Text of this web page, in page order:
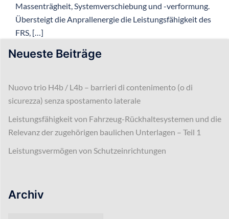
Massenträgheit, Systemverschiebung und -verformung.
Übersteigt die Anprallenergie die Leistungsfähigkeit des
FRS, […]
Neueste Beiträge
Nuovo trio H4b / L4b – barrieri di contenimento (o di
sicurezza) senza spostamento laterale
Leistungsfähigkeit von Fahrzeug-Rückhaltesystemen und die
Relevanz der zugehörigen baulichen Unterlagen – Teil 1
Leistungsvermögen von Schutzeinrichtungen
Archiv